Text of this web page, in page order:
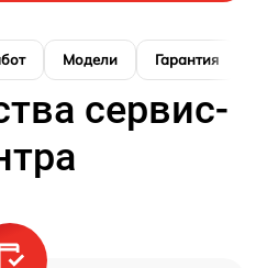
Модели Гарантия
сервис-